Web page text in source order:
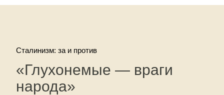
Сталинизм: за и против
«Глухонемые — враги
народа»